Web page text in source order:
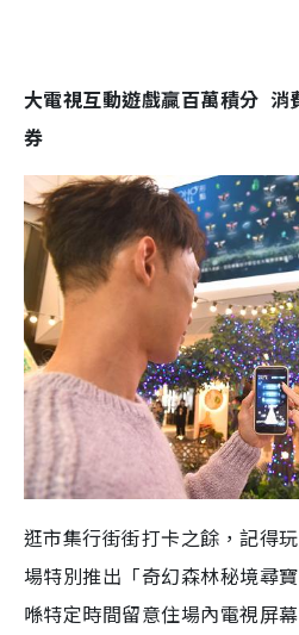
大電視互動遊戲贏百萬積分 消
券
逛市集行街街打卡之餘，記得
場特別推出「奇幻森林秘境尋
喺特定時間留意住場內電視屏